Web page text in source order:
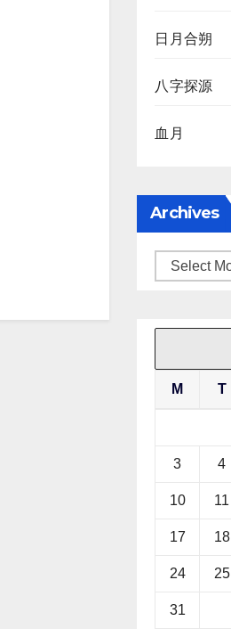
日月合朔
八字探源
血月
Archives
Archives
M T
3 4
10 11
17 18
24 25
31